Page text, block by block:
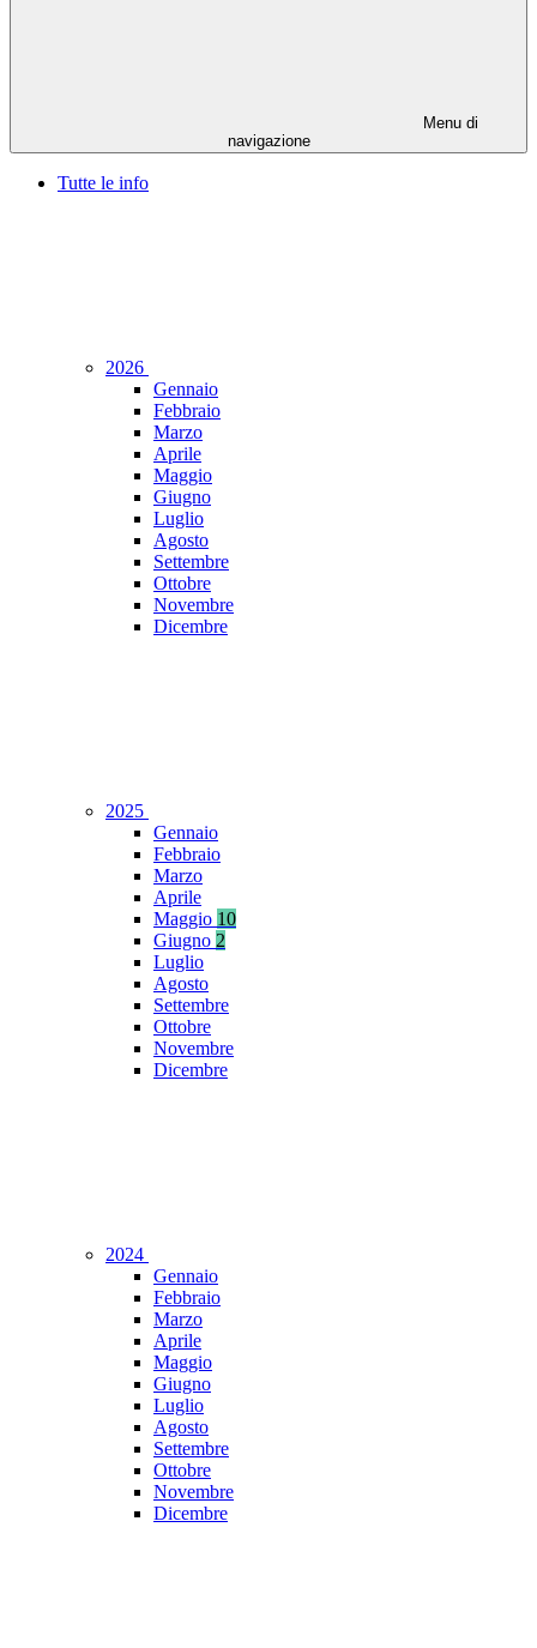
Menu di
navigazione
Tutte le info
2026
Gennaio
Febbraio
Marzo
Aprile
Maggio
Giugno
Luglio
Agosto
Settembre
Ottobre
Novembre
Dicembre
2025
Gennaio
Febbraio
Marzo
Aprile
Maggio 10
Giugno 2
Luglio
Agosto
Settembre
Ottobre
Novembre
Dicembre
2024
Gennaio
Febbraio
Marzo
Aprile
Maggio
Giugno
Luglio
Agosto
Settembre
Ottobre
Novembre
Dicembre